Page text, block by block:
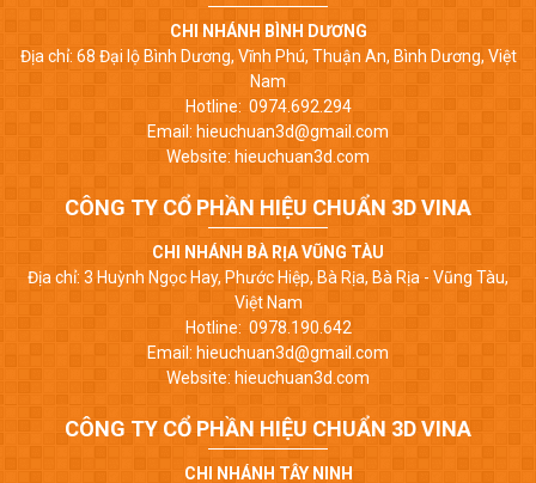
CHI NHÁNH BÌNH DƯƠNG
Địa chỉ: 68 Đại lộ Bình Dương, Vĩnh Phú, Thuận An, Bình Dương, Việt
Nam
Hotline: 0974.692.294
Email: hieuchuan3d@gmail.com
Website: hieuchuan3d.com
CÔNG TY CỔ PHẦN HIỆU CHUẨN 3D VINA
CHI NHÁNH BÀ RỊA VŨNG TÀU
Địa chỉ: 3 Huỳnh Ngọc Hay, Phước Hiệp, Bà Rịa, Bà Rịa - Vũng Tàu,
Việt Nam
Hotline: 0978.190.642
Email: hieuchuan3d@gmail.com
Website: hieuchuan3d.com
CÔNG TY CỔ PHẦN HIỆU CHUẨN 3D VINA
CHI NHÁNH TÂY NINH